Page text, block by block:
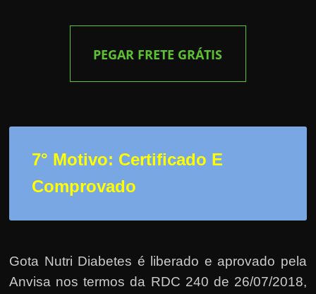
PEGAR FRETE GRÁTIS
7° Motivo: Certificado E
Comprovado
Gota Nutri Diabetes é liberado e aprovado pela
Anvisa nos termos da RDC 240 de 26/07/2018,